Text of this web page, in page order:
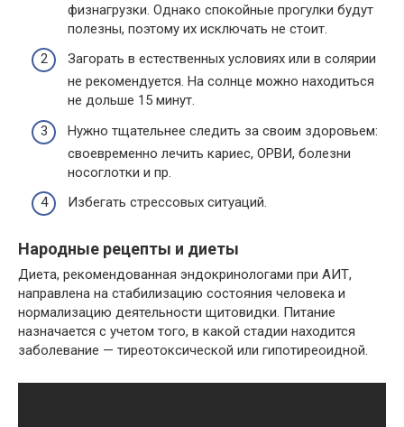
физнагрузки. Однако спокойные прогулки будут
полезны, поэтому их исключать не стоит.
Загорать в естественных условиях или в солярии
не рекомендуется. На солнце можно находиться
не дольше 15 минут.
Нужно тщательнее следить за своим здоровьем:
своевременно лечить кариес, ОРВИ, болезни
носоглотки и пр.
Избегать стрессовых ситуаций.
Народные рецепты и диеты
Диета, рекомендованная эндокринологами при АИТ,
направлена на стабилизацию состояния человека и
нормализацию деятельности щитовидки. Питание
назначается с учетом того, в какой стадии находится
заболевание — тиреотоксической или гипотиреоидной.